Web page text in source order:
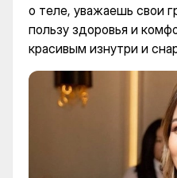
о теле, уважаешь свои
пользу здоровья и
красивым изнутри и